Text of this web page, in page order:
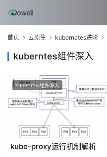
i
u
x
础
开
云
首页 云原生 kubernetes进阶
kuberntes组件深入
kuberntes组件深入
kube-proxy运行机制解析